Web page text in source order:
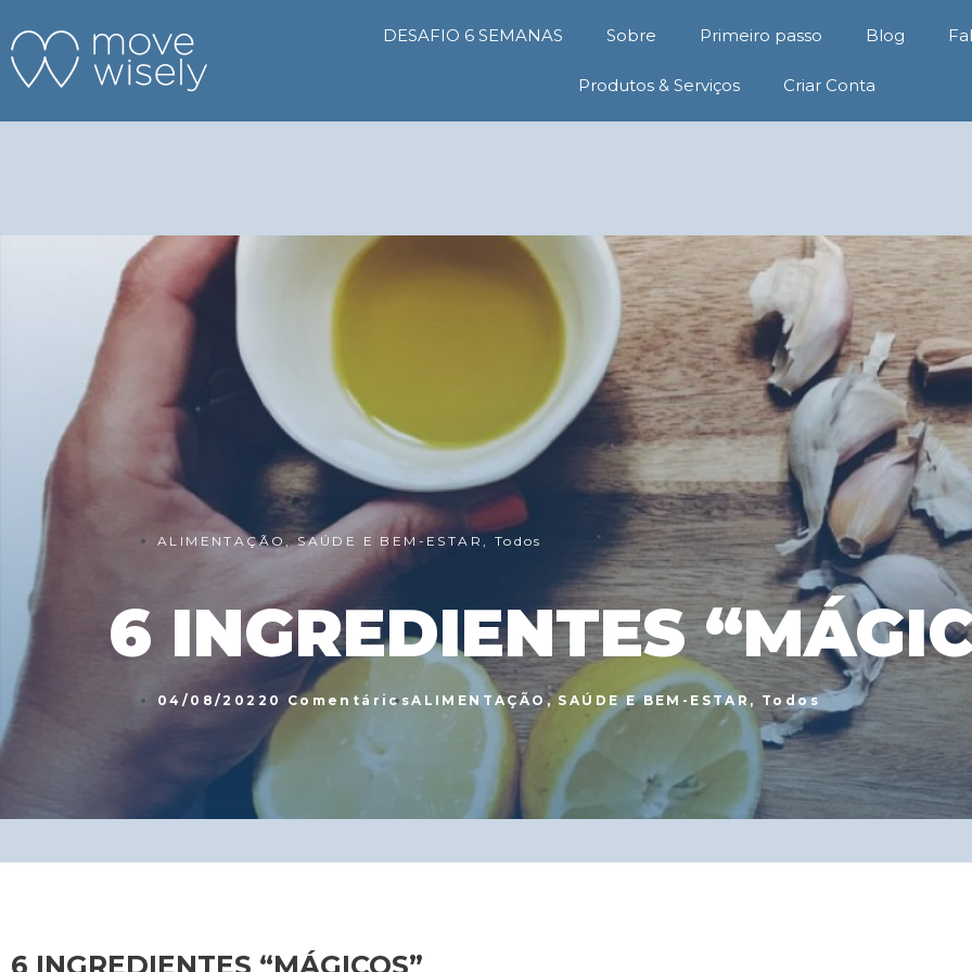
DESAFIO 6 SEMANAS Sobre Primeiro passo Blog
Produtos & Serviços Criar Conta
ALIMENTAÇÃO,SAÚDE E BEM-ESTAR, Todos
6 INGREDIENTES
04/08/2022 0 ComentáriosALIMENTAÇÃO, SAÚDE E BEM-ESTAR, Todos
6 INGREDIENTES “MÁGICOS”